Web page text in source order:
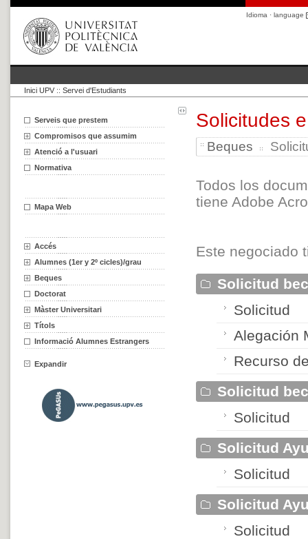
Idioma · language
Inici UPV :: Servei d'Estudiants
Serveis que prestem
Compromisos que assumim
Atenció a l'usuari
Normativa
Mapa Web
Accés
Alumnes (1er y 2º cicles)/grau
Beques
Doctorat
Màster Universitari
Títols
Informació Alumnes Estrangers
Expandir
Solicitudes
Beques
Todos los
tiene Adobe
Este negociado
Solicitud
Solicitud
Alegación
Recurso
Solicitud
Solicitud
Solicitud
Solicitud
Solicitud
Solicitud